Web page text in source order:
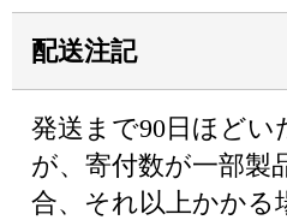
配送注記
発送まで90日ほど
が、寄付数が一部製
合、それ以上かかる